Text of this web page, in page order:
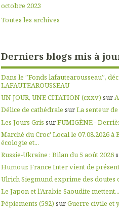
octobre 2023
Toutes les archives
Derniers blogs mis à
Dans le ”Fonds lafautearousseau”,
LAFAUTEAROUSSEAU
UN JOUR, UNE CITATION (cxxv) sur
Délice de cathédrale surLa senteur
Les Jours Gris surFUMIGÈNE -
Marché du Croc' Local le 07.08.2026 à
écologie et...
Russie-Ukraine : Bilan du 5 août 2026
Humour. France Inter vient de
Ulrich Siegmund exprime des doutes
Le Japon et l’Arabie Saoudite mettent...
Pépiements (592) surGuerre civile et